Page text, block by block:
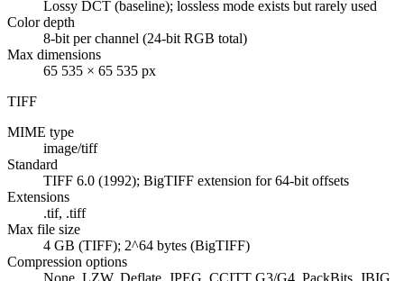
Lossy DCT (baseline); lossless mode exists but rarely used
Color depth
8-bit per channel (24-bit RGB total)
Max dimensions
65 535 × 65 535 px
TIFF
MIME type
image/tiff
Standard
TIFF 6.0 (1992); BigTIFF extension for 64-bit offsets
Extensions
.tif, .tiff
Max file size
4 GB (TIFF); 2^64 bytes (BigTIFF)
Compression options